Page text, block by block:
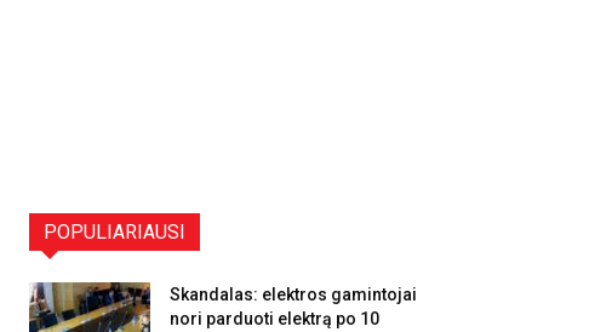
POPULIARIAUSI
Skandalas: elektros gamintojai
nori parduoti elektrą po 10